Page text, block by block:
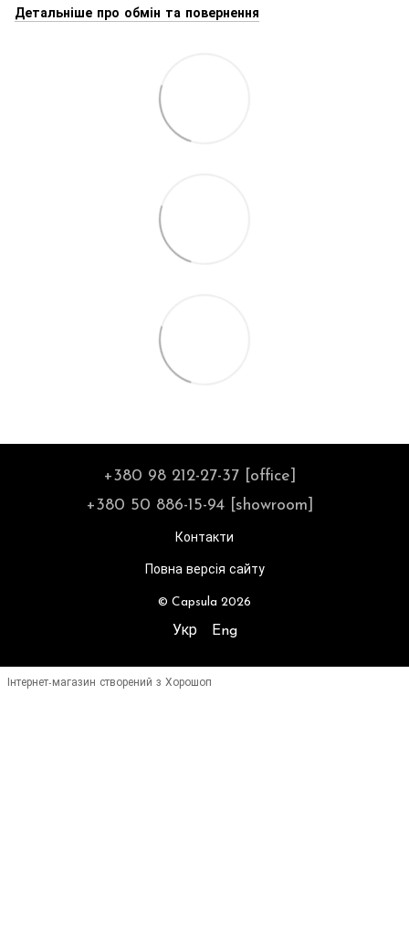
Детальніше про обмін та повернення
+380 98 212-27-37 [office]
+380 50 886-15-94 [showroom]
Контакти
Повна версія сайту
© Capsula 2026
Укр Eng
Інтернет-магазин створений з Хорошоп